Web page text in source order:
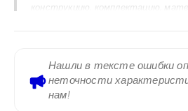
конструкцию, комплектацию,
руководстве по эксплуатации,
на корпусе и заводском шильдике.
размещенная на сайте,
Нашли в тексте ошибки
неточности
нам!